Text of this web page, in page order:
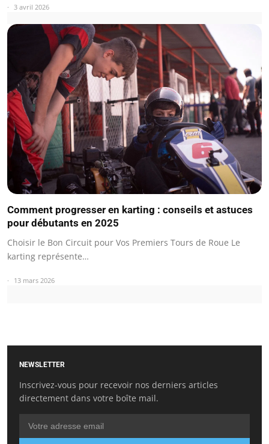
3 avril 2026
Comment progresser en karting : conseils et astuces
pour débutants en 2025
Choisir le Bon Circuit pour Vos Premiers Tours de Roue Le
karting représente…
13 mars 2026
NEWSLETTER
Inscrivez-vous pour recevoir nos derniers articles
directement dans votre boîte mail.